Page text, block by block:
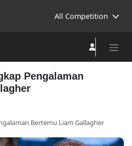
All Competition
Pengalaman
Bertemu Liam Gallagher